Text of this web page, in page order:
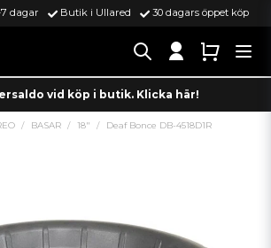
dagar Butik i Ullared 30 dagars öppet köp
vid köp i butik. Klicka här!
BASAR 18" Deaf Bonce DB-4518D1R